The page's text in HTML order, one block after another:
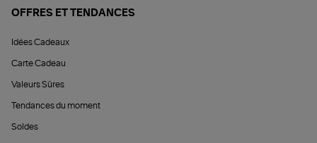
OFFRES ET TENDANCES
Idées Cadeaux
Carte Cadeau
Valeurs Sûres
Tendances du moment
Soldes